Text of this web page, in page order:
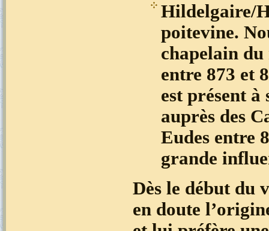
Hildelgaire/
poitevine.
chapelain du
entre 873 et
est présent
auprès des
Eudes entre
grande
Dès le début du
en doute